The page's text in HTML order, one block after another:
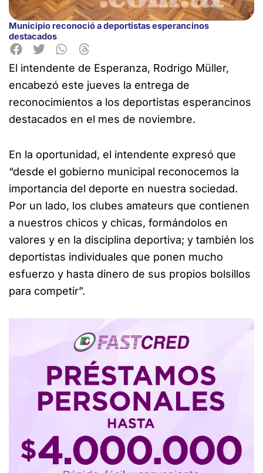
Municipio reconoció a deportistas esperancinos
destacados
El intendente de Esperanza, Rodrigo Müller,
encabezó este jueves la entrega de
reconocimientos a los deportistas esperancinos
destacados en el mes de noviembre.
En la oportunidad, el intendente expresó que
“desde el gobierno municipal reconocemos la
importancia del deporte en nuestra sociedad.
Por un lado, los clubes amateurs que contienen
a nuestros chicos y chicas, formándolos en
valores y en la disciplina deportiva; y también los
deportistas individuales que ponen mucho
esfuerzo y hasta dinero de sus propios bolsillos
para competir”.